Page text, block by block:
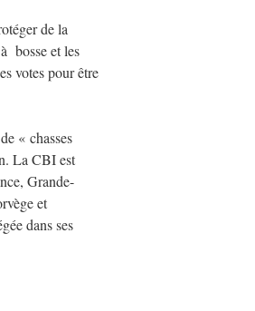
de la
bosse et les
votes pour être
« chasses
La CBI est
Grande-
et
dans ses